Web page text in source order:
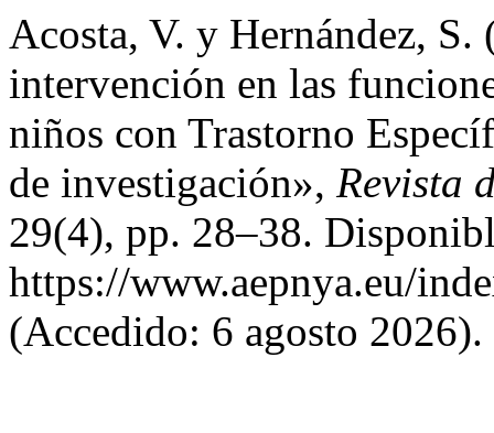
Acosta, V. y Hernández,
intervención en las
niños con Trastorno
de investigación», Revista
29(4), pp. 28–38.
https://www.aepnya.eu/
(Accedido: 6 agosto 2026).